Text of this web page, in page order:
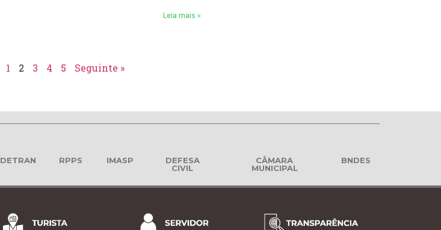
Leia mais »
1 2 3 4 5 Seguinte »
DETRAN RPPS IMASP
DEFESA
CIVIL
CÂMARA
MUNICIPAL
BNDES